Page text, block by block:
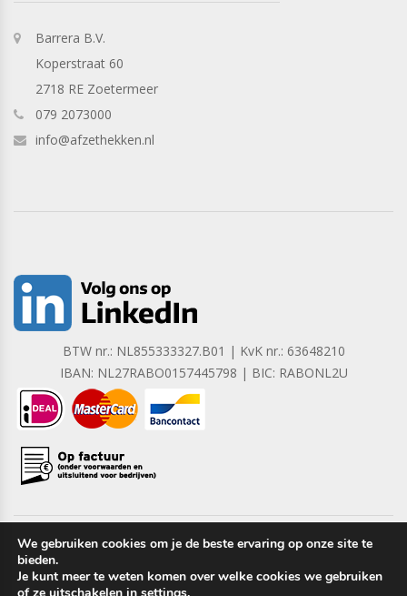
Barrera B.V.
Koperstraat 60
2718 RE Zoetermeer
079 2073000
info@afzethekken.nl
BTW nr.: NL855333327.B01 | KvK nr.: 63648210
IBAN: NL27RABO0157445798 | BIC: RABONL2U
Copyright © 2023 Barrera B.V. Alle rechten voorbehouden.
We gebruiken cookies om je de beste ervaring op onze site te
bieden.
Je kunt meer te weten komen over welke cookies we gebruiken